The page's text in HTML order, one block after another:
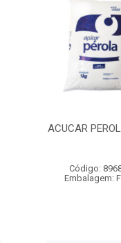
ACUCAR
Código:
Embalagem: